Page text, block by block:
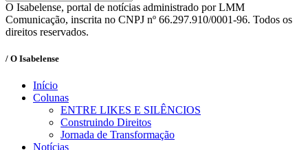
O Isabelense, portal de notícias administrado por LMM
Comunicação, inscrita no CNPJ nº 66.297.910/0001-96. Todos os
direitos reservados.
/ O Isabelense
Início
Colunas
ENTRE LIKES E SILÊNCIOS
Construindo Direitos
Jornada de Transformação
Notícias